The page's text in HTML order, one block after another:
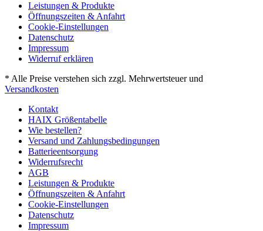
Leistungen & Produkte
Öffnungszeiten & Anfahrt
Cookie-Einstellungen
Datenschutz
Impressum
Widerruf erklären
* Alle Preise verstehen sich zzgl. Mehrwertsteuer und
Versandkosten
Kontakt
HAIX Größentabelle
Wie bestellen?
Versand und Zahlungsbedingungen
Batterieentsorgung
Widerrufsrecht
AGB
Leistungen & Produkte
Öffnungszeiten & Anfahrt
Cookie-Einstellungen
Datenschutz
Impressum